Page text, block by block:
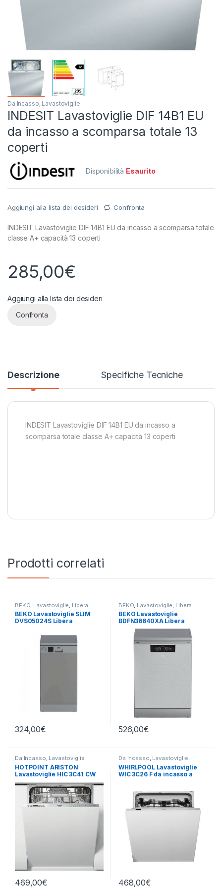
Da Incasso, Lavastoviglie
INDESIT Lavastoviglie DIF 14B1 EU
da incasso a scomparsa totale 13
coperti
Disponibilità Esaurito
Aggiungi alla lista dei desideri Confronta
INDESIT Lavastoviglie DIF 14B1 EU da incasso a scomparsa totale
classe A+ capacità 13 coperti
285,00€
Aggiungi alla lista dei desideri
Confronta
Descrizione Specifiche Tecniche
INDESIT Lavastoviglie DIF 14B1 EU da incasso a
scomparsa totale classe A+ capacità 13 coperti
Prodotti correlati
BEKO Lavastoviglie Libera
Installazione
BEKO Lavastoviglie SLIM
DVS05024S Libera
324,00€
BEKO Lavastoviglie Libera
Installazione
BEKO Lavastoviglie
BDFN36640XA Libera
Installazione 16 Coperti
526,00€
Da Incasso, Lavastoviglie
HOTPOINT ARISTON
Lavastoviglie HIC 3C41 CW
da incasso a scomparsa
totale
469,00€
Da Incasso, Lavastoviglie
WHIRLPOOL Lavastoviglie
WIC 3C26 F da incasso a
468,00€